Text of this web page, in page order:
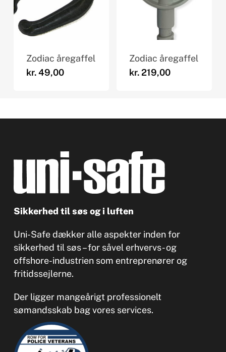
Zodiac åregaffel
kr.49,00
Zodiac åregaffel
kr.219,00
Sikkerhed til søs og i luften
Uni-Safe dækker alle aspekter inden for
sikkerhed til søs – for såvel erhvervs- og
offshore-industrien som entreprenører og
fritidssejlerne.
Der ligger mangeårigt professionelt
sømandsskab bag vores services.